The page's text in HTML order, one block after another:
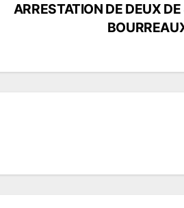
ARRESTATION DE DEUX